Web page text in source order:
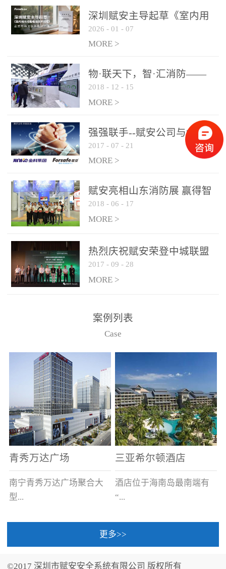
传统的火灾关测器无法被
及时缺发，不能及早发现
和有效扑救火火，这不仅
力和闲难，同时也将造成
巨大的经济损失和社会影
响，基至还会造成人员伤
亡。图像型火灾探测器正
是针对这种高大空间建筑
物的消防设施、设备通过
现场图像的实时获取、预
处理和特征提取分析，实
现火焰的跟踪和识别。能
更早的进行预警，达到早
报早防的效果。 系统构
成示意图： 图像型火灾
和监控端两大部分组成。
两者之间通过以太网相
联，一台监控主机最多可
从监控主机上获取，最多
只能接6台，超过的需从现
深圳赋安主导起草《室内用
光动能电池技术规程》 正式
布局光伏新能源产业
2026 - 01 - 07
MORE >
物·联天下，智·汇消防——
赋安F&S 2018上海消防展圆
满落幕
2018 - 12 - 15
MORE >
强强联手--赋安公司与金科
集团达成战略合作协议
2017 - 07 - 21
MORE >
赋安亮相山东消防展 赢得智
慧消防新荣耀
2018 - 06 - 17
MORE >
热烈庆祝赋安荣登中城联盟
联合采购战略合作平台
2017 - 09 - 28
MORE >
案例列表
Case
青秀万达广场
南宁青秀万达广场聚合大
型...
三亚希尔顿酒店
酒店位于海南岛最南端有
“...
中国的海岛天堂”之美称的
更多>>
©2017 深圳市赋安安全系统有限公司 版权所有